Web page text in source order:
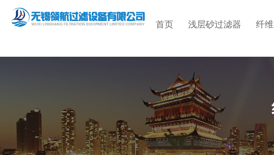
纤
浅层砂过滤器
首页